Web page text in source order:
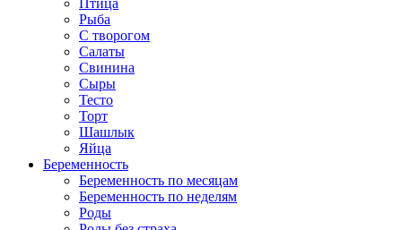
Рыба
С творогом
Салаты
Свинина
Сыры
Тесто
Торт
Шашлык
Яйца
Беременность
Беременность по месяцам
Беременность по неделям
Роды